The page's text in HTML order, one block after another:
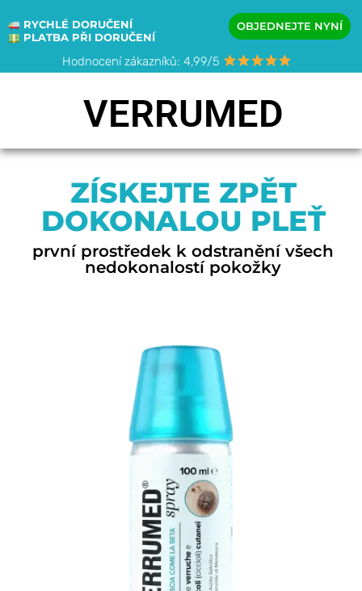
RYCHLÉ DORUČENÍ
PLATBA PŘI DORUČENÍ
OBJEDNEJTE NYNÍ
Hodnocení zákazníků: 4,99/5
VERRUMED
ZÍSKEJTE ZPĚT
DOKONALOU PLEŤ
první prostředek k odstranění všech
nedokonalostí pokožky